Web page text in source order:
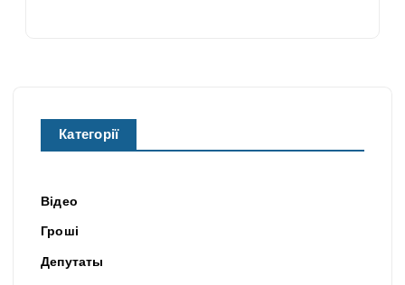
Категорії
Відео
Гроші
Депутаты